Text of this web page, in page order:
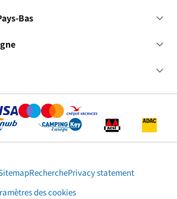
Bas
RecherchePrivacy statement
des cookies